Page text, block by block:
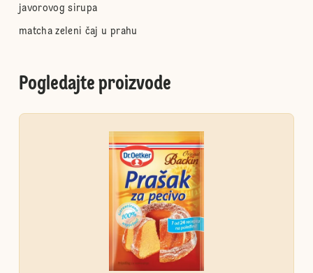
javorovog sirupa
matcha zeleni čaj u prahu
Pogledajte proizvode